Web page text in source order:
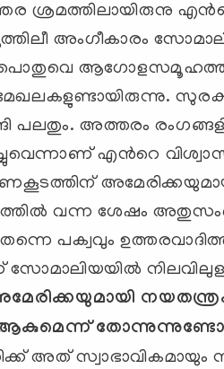
ശ്രമത്തിലായിരുനു
അംഗീകാരം
പൊതുവെ
മേഖലകളുണ്ടായിരുന്നു.
പലതും. അത്തരം
എന്‍റെ
വന്ന ശേഷം
പക്വവും
തോന്നുന്നുണ്ടോ
അത് സ്വാഭാവികമായും